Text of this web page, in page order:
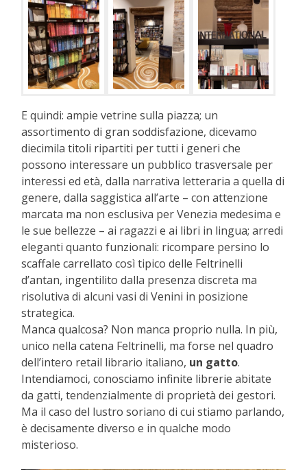
E quindi: ampie vetrine sulla piazza; un
assortimento di gran soddisfazione, dicevamo
diecimila titoli ripartiti per tutti i generi che
possono interessare un pubblico trasversale per
interessi ed età, dalla narrativa letteraria a quella di
genere, dalla saggistica all’arte – con attenzione
marcata ma non esclusiva per Venezia medesima e
le sue bellezze – ai ragazzi e ai libri in lingua; arredi
eleganti quanto funzionali: ricompare persino lo
scaffale carrellato così tipico delle Feltrinelli
d’antan, ingentilito dalla presenza discreta ma
risolutiva di alcuni vasi di Venini in posizione
strategica.
Manca qualcosa? Non manca proprio nulla. In più,
unico nella catena Feltrinelli, ma forse nel quadro
dell’intero retail librario italiano, un gatto.
Intendiamoci, conosciamo infinite librerie abitate
da gatti, tendenzialmente di proprietà dei gestori.
Ma il caso del lustro soriano di cui stiamo parlando,
è decisamente diverso e in qualche modo
misterioso.